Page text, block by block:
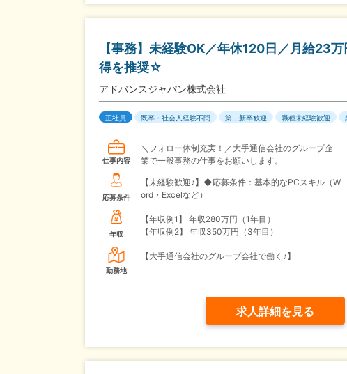
【事務】未経験OK／年休120日／月給23
得を推奨☆
アドバンスジャパン株式会社
正社員 既卒・社会人経験不問 第二新卒歓迎 職種未経験歓迎
仕事内容
＼フォロー体制充実！／大手通信会社のグループ企
業で一般事務の仕事をお願いします。
応募条件
【未経験歓迎♪】◆応募条件：基本的なPCスキル（W
ord・Excelなど）
年収
【年収例1】
年収280万円（1年目）
【年収例2】
年収350万円（3年目）
勤務地
【大手通信会社のグループ会社で働く♪】
求人詳細を見る